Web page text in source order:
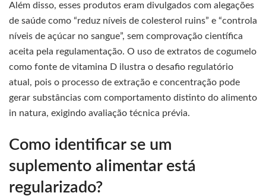
Além disso, esses produtos eram divulgados com alegações
de saúde como “reduz níveis de colesterol ruins” e “controla
níveis de açúcar no sangue”, sem comprovação científica
aceita pela regulamentação. O uso de extratos de cogumelo
como fonte de vitamina D ilustra o desafio regulatório
atual, pois o processo de extração e concentração pode
gerar substâncias com comportamento distinto do alimento
in natura, exigindo avaliação técnica prévia.
Como identificar se um
suplemento alimentar está
regularizado?